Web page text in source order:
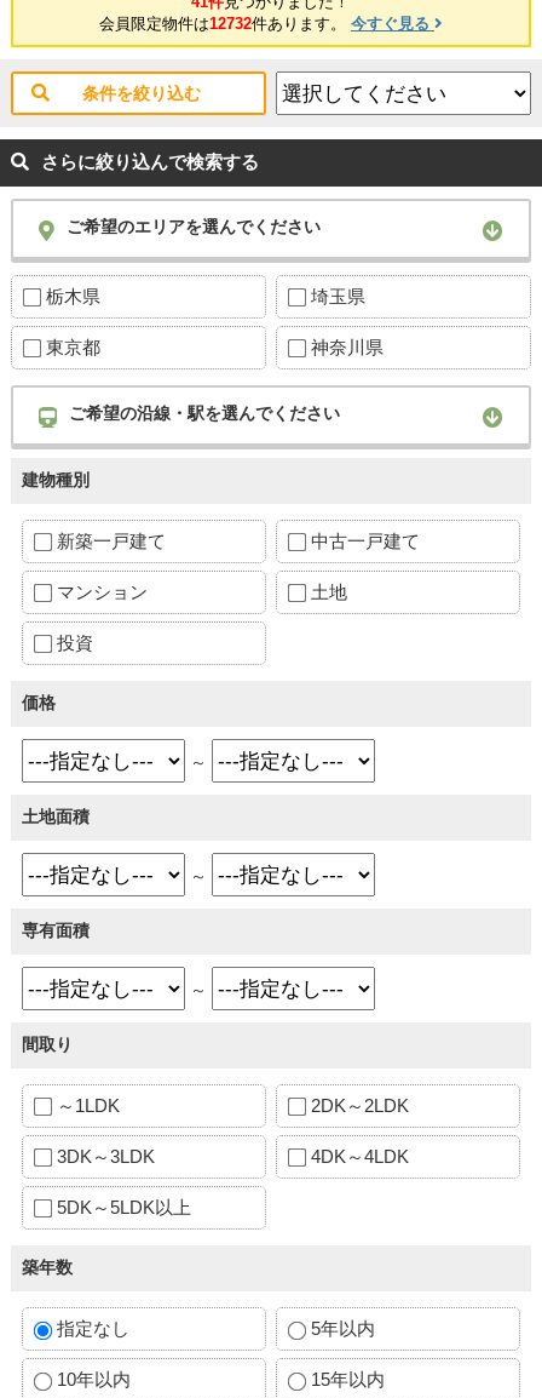
会員限定物件は12732件あります。 今すぐ見る
条件を絞り込む
さらに絞り込んで検索する
ご希望のエリアを選んでください
栃木県 埼玉県
東京都 神奈川県
ご希望の沿線・駅を選んでください
建物種別
新築一戸建て 中古一戸建て
マンション 土地
投資
価格
～
土地面積
～
専有面積
～
間取り
～1LDK 2DK～2LDK
3DK～3LDK 4DK～4LDK
5DK～5LDK以上
築年数
指定なし 5年以内
10年以内 15年以内